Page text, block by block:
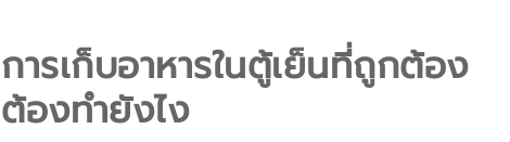
การเก็บอาหารในตู้เย็นที่ถูกต้อง
ต้องทำยังไง